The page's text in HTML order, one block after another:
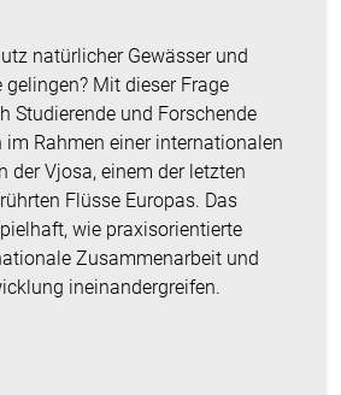
natürlicher Gewässer und
gelingen? Mit dieser Frage
Studierende und Forschende
im Rahmen einer internationalen
der Vjosa, einem der letzten
Flüsse Europas. Das
wie praxisorientierte
Zusammenarbeit und
ineinandergreifen.